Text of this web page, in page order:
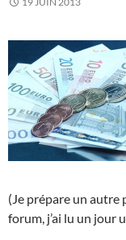
(Je prépare un autre
forum, j’ai lu un jour